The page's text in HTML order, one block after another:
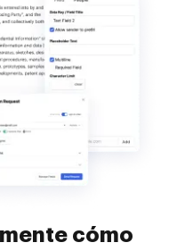
cómo